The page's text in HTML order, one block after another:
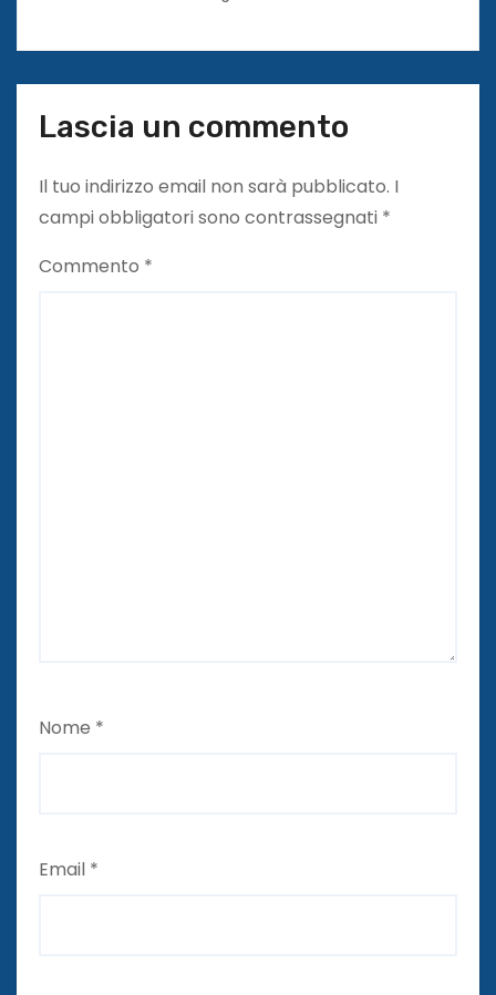
Lascia un commento
Il tuo indirizzo email non sarà pubblicato. I
campi obbligatori sono contrassegnati *
Commento *
Nome *
Email *